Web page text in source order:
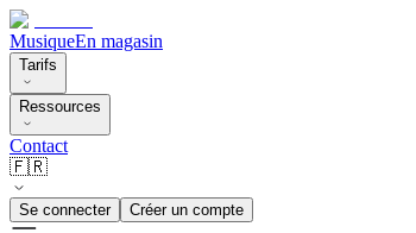
MusiqueEn magasin
Tarifs
Ressources
Contact
🇫🇷
Se connecter Créer un compte